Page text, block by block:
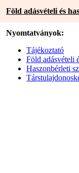
Föld adásvételi és
Nyomtatványok:
Tájékoztató
Föld adásvételi
Haszonbérleti